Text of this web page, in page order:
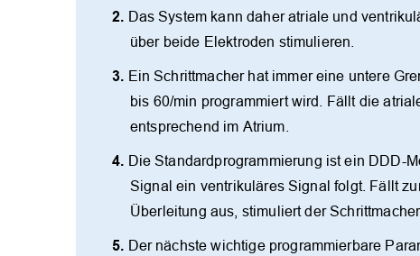
Das System kann daher atriale und
über beide Elektroden stimulieren.
Ein Schrittmacher hat immer eine untere
bis 60/min programmiert wird. Fällt die
entsprechend im Atrium.
Die Standardprogrammierung ist ein DDD-
Signal ein ventrikuläres Signal folgt. Fällt
Überleitung aus, stimuliert der
Der nächste wichtige programmierbare